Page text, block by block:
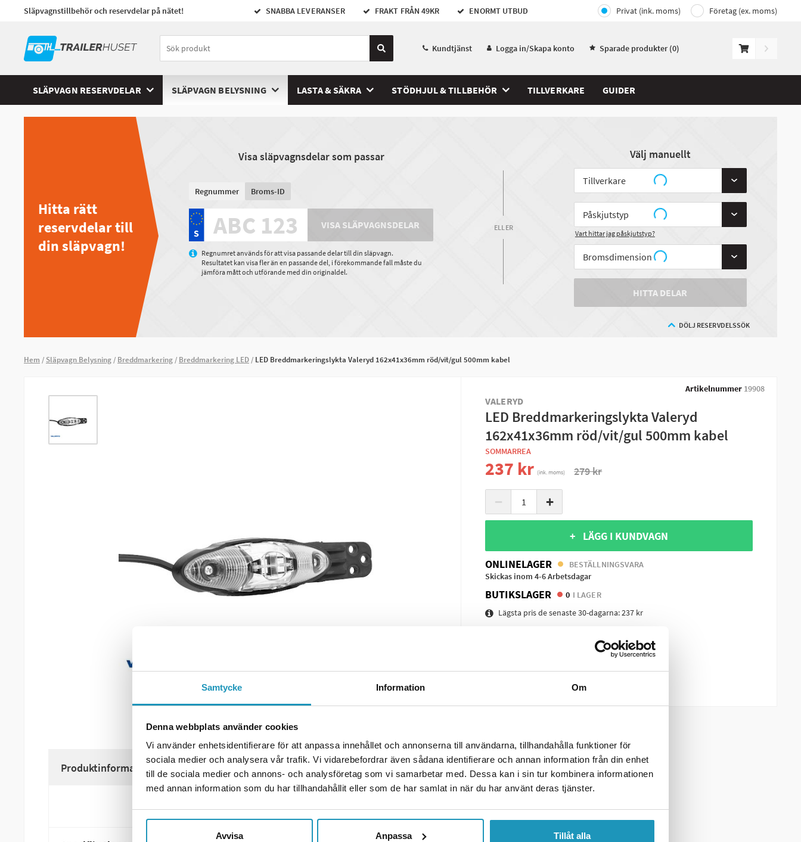
Samtycke Information Om
Denna webbplats använder cookies
Vi använder enhetsidentifierare för att anpassa innehållet och annonserna till användarna, tillhandahålla funktioner för
sociala medier och analysera vår trafik. Vi vidarebefordrar även sådana identifierare och annan information från din enhet
till de sociala medier och annons- och analysföretag som vi samarbetar med. Dessa kan i sin tur kombinera informationen
med annan information som du har tillhandahållit eller som de har samlat in när du har använt deras tjänster.
Avvisa Anpassa Tillåt alla
Släpvagnstillbehör och reservdelar på nätet! SNABBA LEVERANSER FRAKT FRÅN 49KR ENORMT UTBUD Privat (ink. moms) Företag (ex. moms)
Kundtjänst Logga in/Skapa konto Sparade produkter (0)
SLÄPVAGN RESERVDELAR SLÄPVAGN BELYSNING LASTA & SÄKRA STÖDHJUL & TILLBEHÖR TILLVERKARE GUIDER
Hitta rätt
reservdelar till
din släpvagn!
Visa släpvagnsdelar som passar
Regnummer Broms-ID
VISA SLÄPVAGNSDELAR
Regnumret används för att visa passande delar till din släpvagn.
Resultatet kan visa fler än en passande del, i förekommande fall måste du
jämföra mått och utförande med din originaldel.
ELLER
Välj manuellt
Vart hittar jag påskjutstyp?
HITTA DELAR
DÖLJ RESERVDELSSÖK
Hem Släpvagn Belysning Breddmarkering Breddmarkering LED LED Breddmarkeringslykta Valeryd 162x41x36mm röd/vit/gul 500mm kabel
Artikelnummer 19908
VALERYD
LED Breddmarkeringslykta Valeryd
162x41x36mm röd/vit/gul 500mm kabel
SOMMARREA
237 kr (ink. moms) 279 kr
− +
+ LÄGG I KUNDVAGN
ONLINELAGER
BESTÄLLNINGSVARA
Skickas inom 4-6 Arbetsdagar
BUTIKSLAGER 0 I LAGER
Lägsta pris de senaste 30-dagarna:237 kr
Frågor om produkten?
Produktinformation